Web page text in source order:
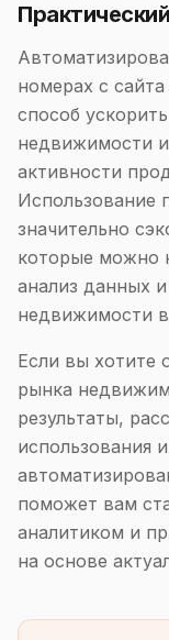
номерах с
способ
недвижимости
активности
Использование
значительно
которые можно
анализ данных
недвижимости в
Если вы хотите
рынка
результаты,
использования
поможет вам
аналитиком и
на основе